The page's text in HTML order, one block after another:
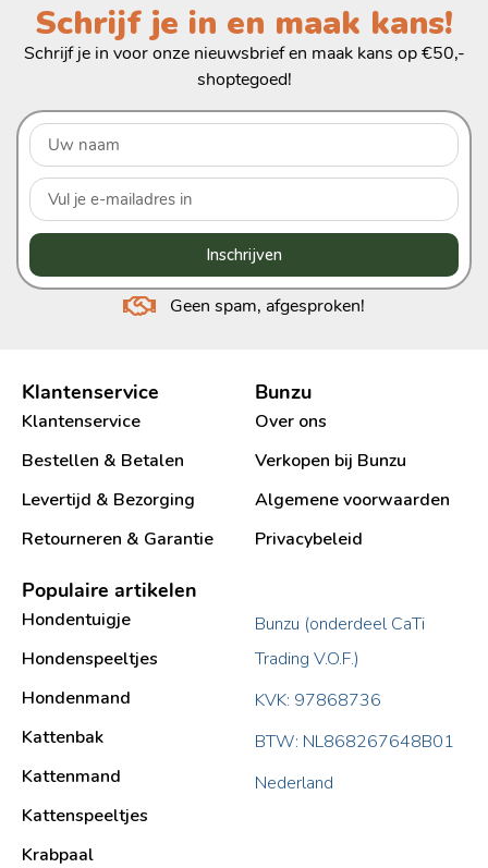
Schrijf je in en maak kans!
Schrijf je in voor onze nieuwsbrief en maak kans op €50,-
shoptegoed!
Inschrijven
Geen spam, afgesproken!
Klantenservice
Klantenservice
Bestellen & Betalen
Levertijd & Bezorging
Retourneren & Garantie
Bunzu
Over ons
Verkopen bij Bunzu
Algemene voorwaarden
Privacybeleid
Populaire artikelen
Hondentuigje
Hondenspeeltjes
Hondenmand
Kattenbak
Kattenmand
Kattenspeeltjes
Krabpaal​
Bunzu (onderdeel CaTi
Trading V.O.F.)
KVK: 97868736
BTW: NL868267648B01
Nederland